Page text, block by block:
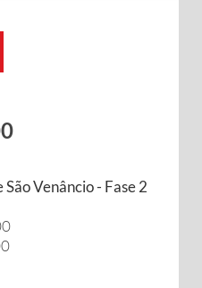
Venâncio - Fase 2